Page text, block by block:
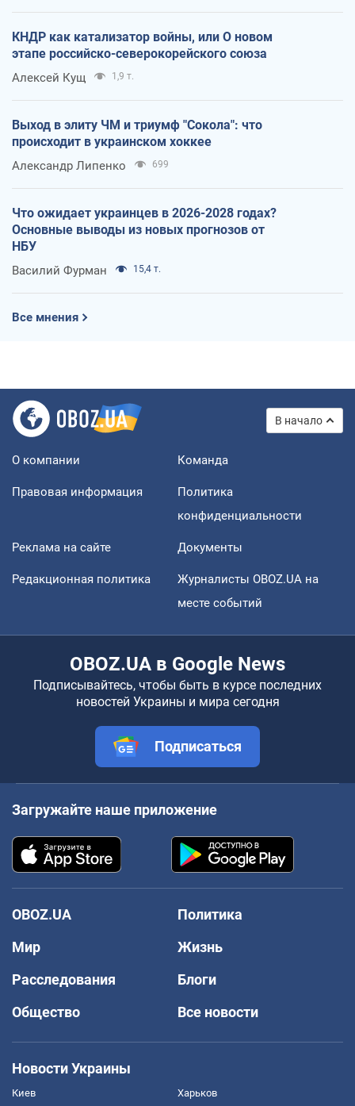
КНДР как катализатор войны, или О новом
этапе российско-северокорейского союза
Алексей Кущ 1,9 т.
Выход в элиту ЧМ и триумф "Сокола": что
происходит в украинском хоккее
Александр Липенко 699
Что ожидает украинцев в 2026-2028 годах?
Основные выводы из новых прогнозов от
НБУ
Василий Фурман 15,4 т.
Все мнения
В начало
О компании Команда
Правовая информация
Политика
конфиденциальности
Реклама на сайте Документы
Редакционная политика
Журналисты OBOZ.UA на
месте событий
OBOZ.UA в Google News
Подписывайтесь, чтобы быть в курсе последних
новостей Украины и мира сегодня
Подписаться
Загружайте наше приложение
OBOZ.UA
Политика
Мир
Жизнь
Расследования
Блоги
Общество
Все новости
Новости Украины
Киев Харьков